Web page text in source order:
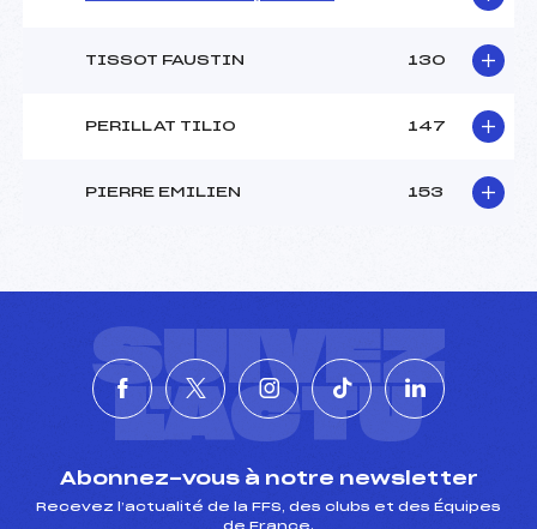
TISSOT FAUSTIN 130
PERILLAT TILIO 147
PIERRE EMILIEN 153
SUIVEZ
L'ACTU
Abonnez-vous à notre newsletter
Recevez l’actualité de la FFS, des clubs et des Équipes
de France.